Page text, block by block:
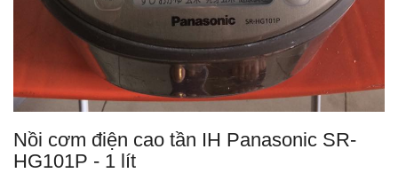
Nồi cơm điện cao tần IH Panasonic SR-
HG101P - 1 lít